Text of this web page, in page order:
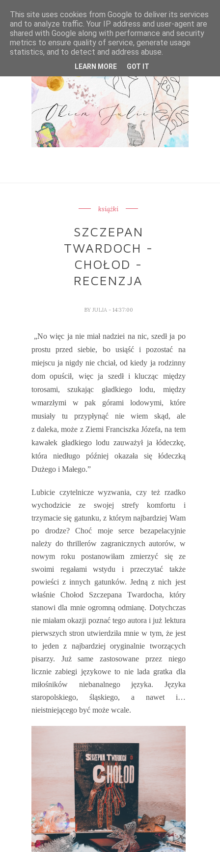
książki
SZCZEPAN
TWARDOCH -
CHOŁOD -
RECENZJA
BY JULIA - 14:37:00
„No więc ja nie miał nadziei na nic, szedł ja po
prostu przed siebie, bo usiąść i pozostać na
miejscu ja nigdy nie chciał, od kiedy ja rodzinny
dom opuścił, więc ja szedł i klucząc między
torosami, szukając gładkiego lodu, między
wmarzłymi w pak górami lodowymi, które
musiały tu przypłynąć nie wiem skąd, ale
zdaleka, może z Ziemi Franciszka Józefa, na tem
kawałek gładkiego lodu zauważył ja łódeczkę,
która niedługo później okazała się łódeczką
Dużego i Małego.”
Lubicie czytelnicze wyzwania, czy też rzadko
wychodzicie ze swojej strefy komfortu i
trzymacie się gatunku, z którym najbardziej Wam
po drodze? Choć moje serce bezapelacyjnie
należy do thrillerów zagranicznych autorów, w
nowym roku postanowiłam zmierzyć się ze
swoimi regałami wstydu i przeczytać także
powieści z innych gatunków. Jedną z nich jest
właśnie Chołod Szczepana Twardocha, który
stanowi dla mnie ogromną odmianę. Dotychczas
nie miałam okazji poznać tego autora i już lektura
pierwszych stron utwierdziła mnie w tym, że jest
to jeden z najbardziej oryginalnie tworzących
pisarzy. Już same zastosowane przez niego
licznie zabiegi językowe to nie lada gratka dla
miłośników niebanalnego języka. Języka
staropolskiego, śląskiego, a nawet i…
nieistniejącego być może wcale.
This site uses cookies from Google to deliver its services
and to analyze traffic. Your IP address and user-agent are
shared with Google along with performance and security
metrics to ensure quality of service, generate usage
statistics, and to detect and address abuse.
LEARN MORE GOT IT